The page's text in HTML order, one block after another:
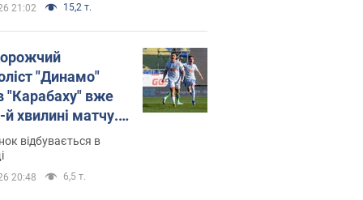
21:02 15,2 т.
"Динамо"
"Карабаху" вже
й хвилині матчу.
відбувається в
20:48 6,5 т.